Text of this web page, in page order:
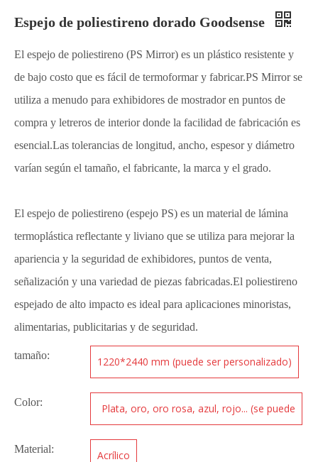
Espejo de poliestireno dorado Goodsense
El espejo de poliestireno (PS Mirror) es un plástico resistente y
de bajo costo que es fácil de termoformar y fabricar.PS Mirror se
utiliza a menudo para exhibidores de mostrador en puntos de
compra y letreros de interior donde la facilidad de fabricación es
esencial.Las tolerancias de longitud, ancho, espesor y diámetro
varían según el tamaño, el fabricante, la marca y el grado.
El espejo de poliestireno (espejo PS) es un material de lámina
termoplástica reflectante y liviano que se utiliza para mejorar la
apariencia y la seguridad de exhibidores, puntos de venta,
señalización y una variedad de piezas fabricadas.El poliestireno
espejado de alto impacto es ideal para aplicaciones minoristas,
alimentarias, publicitarias y de seguridad.
tamaño: 1220*2440 mm (puede ser personalizado)
Color:
Plata, oro, oro rosa, azul, rojo... (se puede
Material: Acrílico